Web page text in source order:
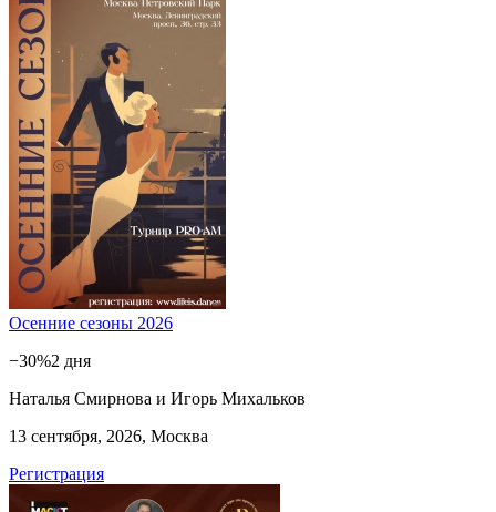
Осенние сезоны 2026
−30%2 дня
Наталья Смирнова и Игорь Михальков
13 сентября, 2026, Москва
Регистрация